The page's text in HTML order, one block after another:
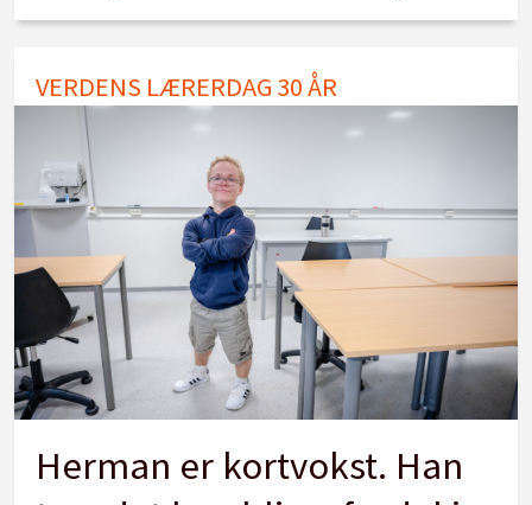
VERDENS LÆRERDAG 30 ÅR
Herman er kortvokst. Han